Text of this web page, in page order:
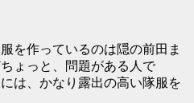
を作っているのは隠の前田ま
ょっと、問題がある人で
は、かなり露出の高い隊服を